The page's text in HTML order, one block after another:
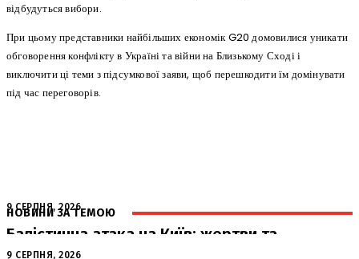
відбудуться вибори.
При цьому представники найбільших економік G20 домовилися уникати
обговорення конфлікту в Україні та війни на Близькому Сході і
виключити ці теми з підсумкової заяви, щоб перешкодити їм домінувати
під час переговорів.
НОВИНИ ЗА ТЕМОЮ
9 СЕРПНЯ, 2026
Балістична атака на Київ: жертви та
9 СЕРПНЯ, 2026